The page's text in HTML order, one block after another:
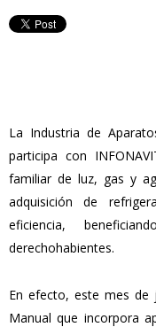
La Industria de
participa con
familiar de luz, gas y
adquisición de
eficiencia,
derechohabientes.
En efecto, este mes de
Manual que incorpora